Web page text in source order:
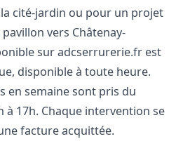
cité-jardin ou pour un projet
vers Châtenay-
sur adcserrurerie.fr est
disponible à toute heure.
en semaine sont pris du
à 17h. Chaque intervention se
facture acquittée.